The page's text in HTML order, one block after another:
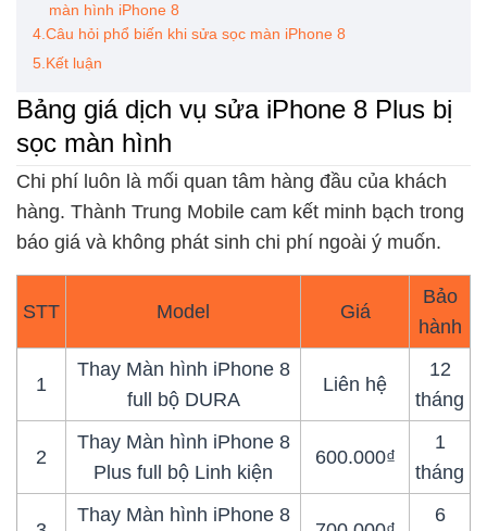
màn hình iPhone 8
4.Câu hỏi phổ biến khi sửa sọc màn iPhone 8
5.Kết luận
Bảng giá dịch vụ sửa iPhone 8 Plus bị
sọc màn hình
Chi phí luôn là mối quan tâm hàng đầu của khách
hàng. Thành Trung Mobile cam kết minh bạch trong
báo giá và không phát sinh chi phí ngoài ý muốn.
STT Model Giá
Bảo
hành
1
Thay Màn hình iPhone 8
full bộ DURA
Liên hệ
12
tháng
2
Thay Màn hình iPhone 8
Plus full bộ Linh kiện
600.000₫
1
tháng
Thay Màn hình iPhone 8 6